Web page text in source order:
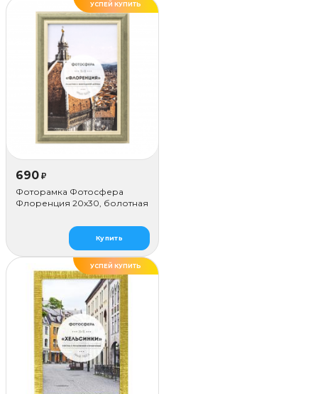
УСПЕЙ КУПИТЬ
ДЕЛАЕМ САМИ
690 ₽
Фоторамка Фотосфера
Флоренция 20x30, болотная
Купить
УСПЕЙ КУПИТЬ
ДЕЛАЕМ САМИ